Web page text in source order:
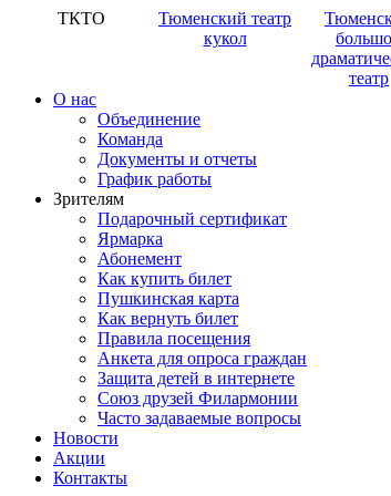
ТКТО
Тюменский театр
кукол
театр
О нас
Объединение
Команда
Документы и отчеты
График работы
Зрителям
Подарочный сертификат
Ярмарка
Абонемент
Как купить билет
Пушкинская карта
Как вернуть билет
Правила посещения
Анкета для опроса граждан
Защита детей в интернете
Союз друзей Филармонии
Часто задаваемые вопросы
Новости
Акции
Контакты